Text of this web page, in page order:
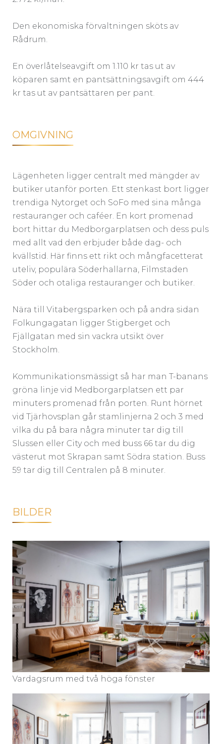
Den ekonomiska förvaltningen sköts av
Rådrum.
En överlåtelseavgift om 1.110 kr tas ut av
köparen samt en pantsättningsavgift om 444
kr tas ut av pantsättaren per pant.
OMGIVNING
Lägenheten ligger centralt med mängder av
butiker utanför porten. Ett stenkast bort ligger
trendiga Nytorget och SoFo med sina många
restauranger och caféer. En kort promenad
bort hittar du Medborgarplatsen och dess puls
med allt vad den erbjuder både dag- och
kvällstid. Här finns ett rikt och mångfacetterat
uteliv, populära Söderhallarna, Filmstaden
Söder och otaliga restauranger och butiker.
Nära till Vitabergsparken och på andra sidan
Folkungagatan ligger Stigberget och
Fjällgatan med sin vackra utsikt över
Stockholm.
Kommunikationsmässigt så har man T-banans
gröna linje vid Medborgarplatsen ett par
minuters promenad från porten. Runt hörnet
vid Tjärhovsplan går stamlinjerna 2 och 3 med
vilka du på bara några minuter tar dig till
Slussen eller City och med buss 66 tar du dig
västerut mot Skrapan samt Södra station. Buss
59 tar dig till Centralen på 8 minuter.
BILDER
Vardagsrum med två höga fönster